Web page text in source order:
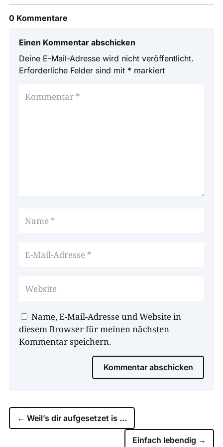
0 Kommentare
Einen Kommentar abschicken
Deine E-Mail-Adresse wird nicht veröffentlicht.
Erforderliche Felder sind mit * markiert
Name, E-Mail-Adresse und Website in
diesem Browser für meinen nächsten
Kommentar speichern.
Kommentar abschicken
← Weil’s dir aufgesetzet is …
Einfach lebendig →